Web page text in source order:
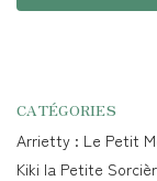
CATÉGORIES
Arrietty : Le Petit
Kiki la Petite